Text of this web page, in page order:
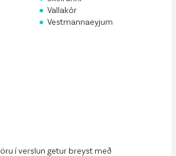
• Vallakór
• Vestmannaeyjum
í verslun getur breyst með